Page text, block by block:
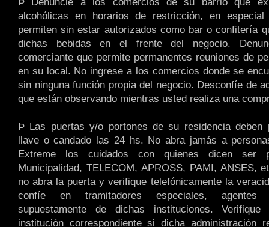
alcohólicas en horarios de restricción, en
permiten sin estar autorizados como bar o confitería
dichas bebidas en el frente del negocio.
comerciante que permite permanentes reuniones de
en su local. No ingrese a los comercios donde se
sin ninguna función propia del negocio. Desconfíe de
que están observando mientras usted realiza una
Þ Las puertas y/o portones de su residencia deben
llave o candado las 24 hs. No abra jamás a
Extreme los cuidados con quienes dicen ser
Municipalidad, TELECOM, APROSS, PAMI, ANSES,
no abra la puerta y verifique telefónicamente la
confíe en tramitadores especiales, agentes
supuestamente de dichas instituciones.
institución correspondiente si dicha administración